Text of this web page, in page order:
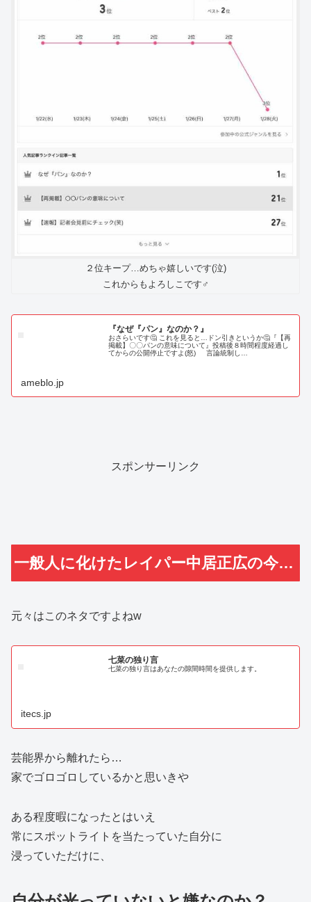
２位キープ…めちゃ嬉しいです(泣)
これからもよろしこです‍♂️
『なぜ『パン』なのか？』
おさらいです🤔 これを見ると…ドン引きというか🤔『【再
掲載】〇〇パンの意味について』投稿後８時間程度経過し
てからの公開停止ですよ(怒) 言論統制し…
ameblo.jp
スポンサーリンク
一般人に化けたレイパー中居正広の今…
元々はこのネタですよねw
七菜の独り言
七菜の独り言はあなたの隙間時間を提供します。
itecs.jp
芸能界から離れたら…
家でゴロゴロしているかと思いきや
ある程度暇になったとはいえ
常にスポットライトを当たっていた自分に
浸っていただけに、